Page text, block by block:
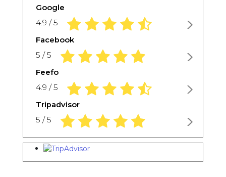
Google
4.9 / 5 4,9 rating based on 1.234 ratings
Facebook
5 / 5 5,0 rating based on 1.234 ratings
Feefo
4.9 / 5 4,9 rating based on 1.234 ratings
Tripadvisor
5 / 5 5,0 rating based on 1.234 ratings